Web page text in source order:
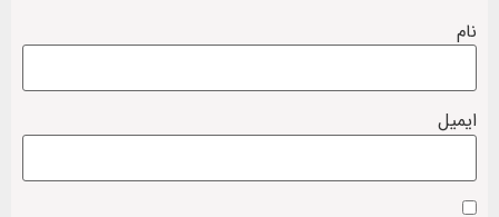
نام
ایمیل